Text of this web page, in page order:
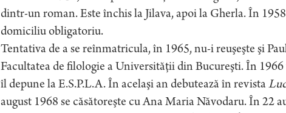
dintr-un roman. Este închis la Jilava, apoi la Gherla. În
domiciliu obligatoriu.
Tentativa de a se reînmatricula, în 1965, nu-i reuşeşte şi
Facultatea de filologie a Universităţii din Bucureşti. În
îl depune la E.S.P.L.A. În acelaşi an debutează în revista
august 1968 se căsătoreşte cu Ana Maria Năvodaru. În 22